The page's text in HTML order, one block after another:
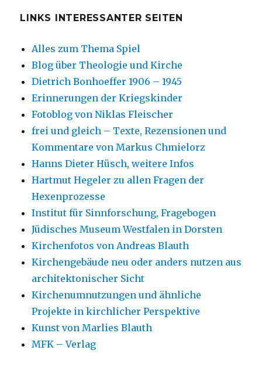
LINKS INTERESSANTER SEITEN
Alles zum Thema Spiel
Blog über Theologie und Kirche
Dietrich Bonhoeffer 1906 – 1945
Erinnerungen der Kriegskinder
Fotoblog von Niklas Fleischer
frei und gleich – Texte, Rezensionen und
Kommentare von Markus Chmielorz
Hanns Dieter Hüsch, weitere Infos
Hartmut Hegeler zu allen Fragen der
Hexenprozesse
Institut für Sinnforschung, Fragebogen
Jüdisches Museum Westfalen in Dorsten
Kirchenfotos von Andreas Blauth
Kirchengebäude neu oder anders nutzen aus
architektonischer Sicht
Kirchenumnutzungen und ähnliche
Projekte in kirchlicher Perspektive
Kunst von Marlies Blauth
MFK – Verlag